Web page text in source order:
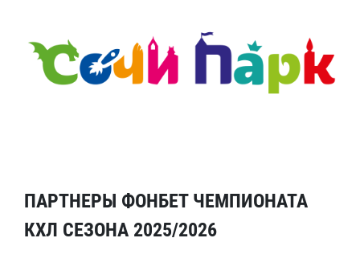
ПАРТНЕРЫ ФОНБЕТ ЧЕМПИОНАТА
КХЛ СЕЗОНА 2025/2026